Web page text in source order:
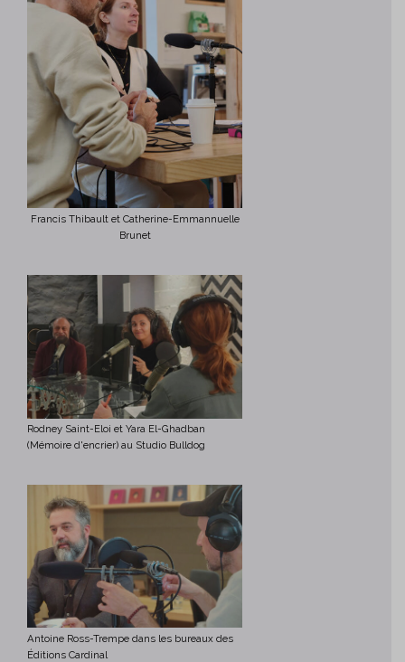
Francis Thibault et Catherine-Emmannuelle
Brunet
Rodney Saint-Eloi et Yara El-Ghadban
(Mémoire d'encrier) au Studio Bulldog
Antoine Ross-Trempe dans les bureaux des
Éditions Cardinal